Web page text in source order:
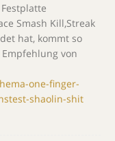
Smash Kill,Streak
hat, kommt so
von
one-finger-
shaolin-shit